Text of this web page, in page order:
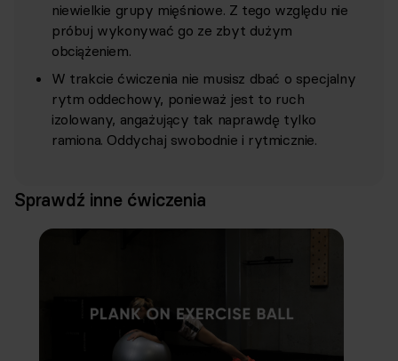
niewielkie grupy mięśniowe. Z tego względu nie
próbuj wykonywać go ze zbyt dużym
obciążeniem.
W trakcie ćwiczenia nie musisz dbać o specjalny
rytm oddechowy, ponieważ jest to ruch
izolowany, angażujący tak naprawdę tylko
ramiona. Oddychaj swobodnie i rytmicznie.
Sprawdź inne ćwiczenia